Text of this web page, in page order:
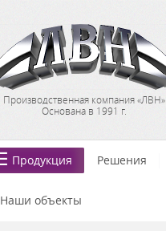
Производственная компания «ЛВН»
Основана в 1991 г.
Продукция Решения
Наши объекты